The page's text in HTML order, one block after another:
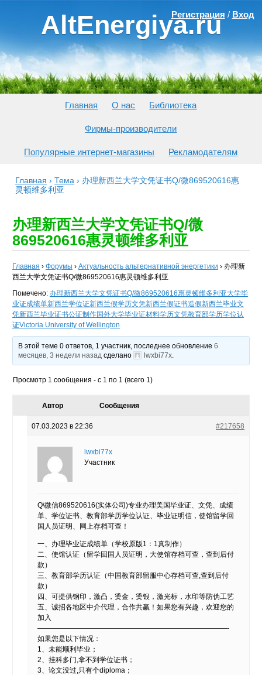
AltEnergiya.ru
Регистрация / Вход
Главная О нас Библиотека
Фирмы-производители
Популярные интернет-магазины Рекламодателям
Главная › Тема › 办理新西兰大学文凭证书Q/微869520616惠
灵顿维多利亚
办理新西兰大学文凭证书Q/微
869520616惠灵顿维多利亚
Главная › Форумы › Актуальность альтернативной энергетики › 办理新
西兰大学文凭证书Q/微869520616惠灵顿维多利亚
Помечено: 办理新西兰大学文凭证书Q/微869520616惠灵顿维多利亚大学毕
业证成绩单新西兰学位证新西兰假学历文凭新西兰假证书造假新西兰毕业文
凭新西兰毕业证书公证制作国外大学毕业证材料学历文凭教育部学历学位认
证Victoria University of Wellington
В этой теме 0 ответов, 1 участник, последнее обновление6
месяцев, 3 недели назад сделано lwxbi77x
Просмотр 1 сообщения - с 1 по 1 (всего 1)
Автор Сообщения
07.03.2023 в 22:36 #217658
lwxbi77x
Участник
Q\微信869520616(实体公司)专业办理美国毕业证、文凭、成绩
单、学位证书、教育部学历学位认证、毕业证明信，使馆留学回
国人员证明、网上存档可查！
一、办理毕业证成绩单（学校原版1：1真制作）
二、使馆认证（留学回国人员证明，大使馆存档可查，查到后付
款）
三、教育部学历认证（中国教育部留服中心存档可查,查到后付
款）
四、可提供钢印，激凸，烫金，烫银，激光标，水印等防伪工艺
五、诚招各地区中介代理，合作共赢！如果您有兴趣，欢迎您的
加入
———————————————————————————-
如果您是以下情况：
1、未能顺利毕业；
2、挂科多门,拿不到学位证书；
3、论文没过,只有个diploma；